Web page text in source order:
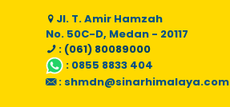
Jl. T. Amir Hamzah
No. 50C-D, Medan - 20117
: (061) 80089000
: 0855 8833 404
: shmdn@sinarhimalaya.com